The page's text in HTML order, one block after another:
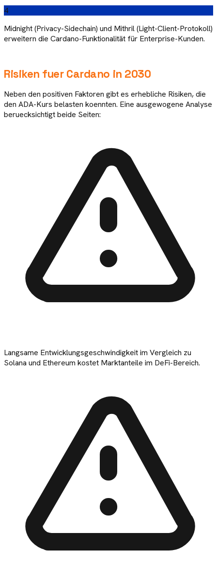
4
Midnight (Privacy-Sidechain) und Mithril (Light-Client-Protokoll)
erweitern die Cardano-Funktionalität für Enterprise-Kunden.
Risiken fuer Cardano in 2030
Neben den positiven Faktoren gibt es erhebliche Risiken, die
den ADA-Kurs belasten koennten. Eine ausgewogene Analyse
beruecksichtigt beide Seiten:
Langsame Entwicklungsgeschwindigkeit im Vergleich zu
Solana und Ethereum kostet Marktanteile im DeFi-Bereich.